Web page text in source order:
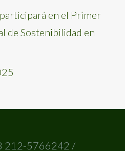
en el Primer
de Sostenibilidad en
212-5766242 /